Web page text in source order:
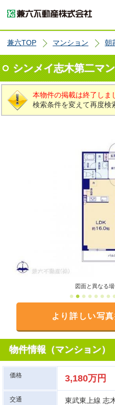
兼六TOP マンション 朝
シンメイ志木第二マ
本物件の掲載は終了しま
検索条件を変えて再度検
図面と異なる
より詳しい写
物件情報（マンション）
価格 3,180万円
交通
東武東上線 志